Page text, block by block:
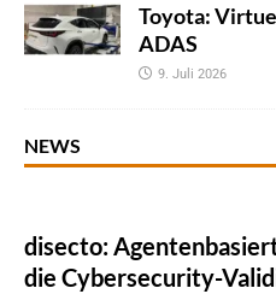
Toyota:
ADAS
9. Juli 2026
NEWS
disecto:
die Cybersecurity-